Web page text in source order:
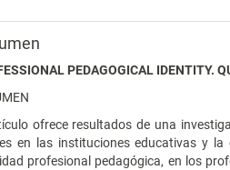
PEDAGOGICAL IDENTITY.
ofrece resultados de una
en las instituciones educativas y
profesional pedagógica, en los